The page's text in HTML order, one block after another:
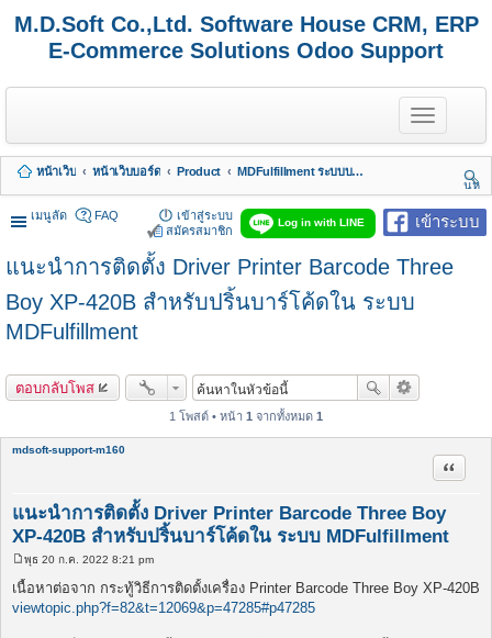
M.D.Soft Co.,Ltd. Software House CRM, ERP
E-Commerce Solutions Odoo Support
T
o
g
e
n
a
i
g
หน้าเว็บ หน้าเว็บบอร์ด Product
MDFulfillment ระบบบริการงานเก็บ แพค ส่ง
นห
า
เมนูลัด
เข้าระบบ
Log in with LINE
FAQ
เข้าสู่ระบบ
สมัครสมาชิก
แนะนำการติดตั้ง Driver Printer Barcode Three
Boy XP-420B สำหรับปริ้นบาร์โค้ดใน ระบบ
MDFulfillment
ตอบกลับโพส
1 โพสต์ • หน้า 1 จากทั้งหมด 1
mdsoft-support-m160
แนะนำการติดตั้ง Driver Printer Barcode Three Boy
XP-420B สำหรับปริ้นบาร์โค้ดใน ระบบ MDFulfillment
อ้างคำ
โ
พ
ส
ต์
พุธ 20 ก.ค. 2022 8:21 pm
เนื้อหาต่อจาก กระทู้วิธีการติดตั้งเครื่อง Printer Barcode Three Boy XP-420B
viewtopic.php?f=82&t=12069&p=47285#p47285